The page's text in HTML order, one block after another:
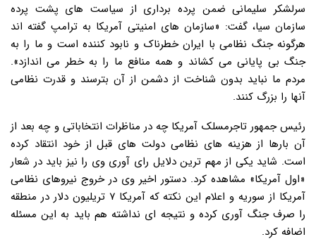
سرلشکر سلیمانی ضمن پرده برداری از سیاست های پشت پرده
سازمان سیا، گفت: «سازمان های امنیتی آمریکا به ترامپ گفته اند
هرگونه جنگ نظامی با ایران خطرناک و نابود کننده است و ما را به
جنگ بی پایانی می کشاند و همه منافع ما را به خطر می اندازد».
مردم ما نباید بدون شناخت از دشمن از آن بترسند و قدرت نظامی
آنها را بزرگ کنند.
رئیس جمهور تاجرمسلک آمریکا چه در مناظرات انتخاباتی و چه بعد از
آن بارها از هزینه های نظامی دولت های قبل از خود انتقاد کرده
است. شاید یکی از مهم ترین دلایل رای آوری وی را نیز باید در شعار
«اول آمریکا» مشاهده کرد. دستور اخیر وی در خروج نیروهای نظامی
آمریکا از سوریه و اعلام این نکته که آمریکا ۷ تریلیون دلار در منطقه
را صرف جنگ آوری کرده و نتیجه ای نداشته هم باید به این مسئله
اضافه کرد.